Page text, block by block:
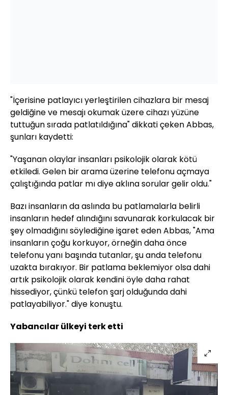
"İçerisine patlayıcı yerleştirilen cihazlara bir mesaj
geldiğine ve mesajı okumak üzere cihazı yüzüne
tuttuğun sırada patlatıldığına" dikkati çeken Abbas,
şunları kaydetti:
"Yaşanan olaylar insanları psikolojik olarak kötü
etkiledi. Gelen bir arama üzerine telefonu açmaya
çalıştığında patlar mı diye aklına sorular gelir oldu."
Bazı insanların da aslında bu patlamalarla belirli
insanların hedef alındığını savunarak korkulacak bir
şey olmadığını söylediğine işaret eden Abbas, "Ama
insanların çoğu korkuyor, örneğin daha önce
telefonu yanı başında tutanlar, şu anda telefonu
uzakta bırakıyor. Bir patlama beklemiyor olsa dahi
artık psikolojik olarak kendini öyle daha rahat
hissediyor, çünkü telefon şarj olduğunda dahi
patlayabiliyor." diye konuştu.
Yabancılar ülkeyi terk etti